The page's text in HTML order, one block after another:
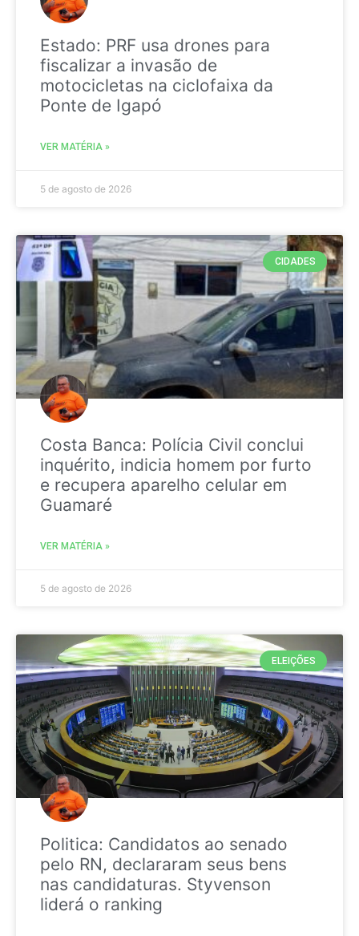
Estado: PRF usa drones para
fiscalizar a invasão de
motocicletas na ciclofaixa da
Ponte de Igapó
VER MATÉRIA »
5 de agosto de 2026
CIDADES
Costa Banca: Polícia Civil conclui
inquérito, indicia homem por furto
e recupera aparelho celular em
Guamaré
VER MATÉRIA »
5 de agosto de 2026
ELEIÇÕES
Politica: Candidatos ao senado
pelo RN, declararam seus bens
nas candidaturas. Styvenson
liderá o ranking